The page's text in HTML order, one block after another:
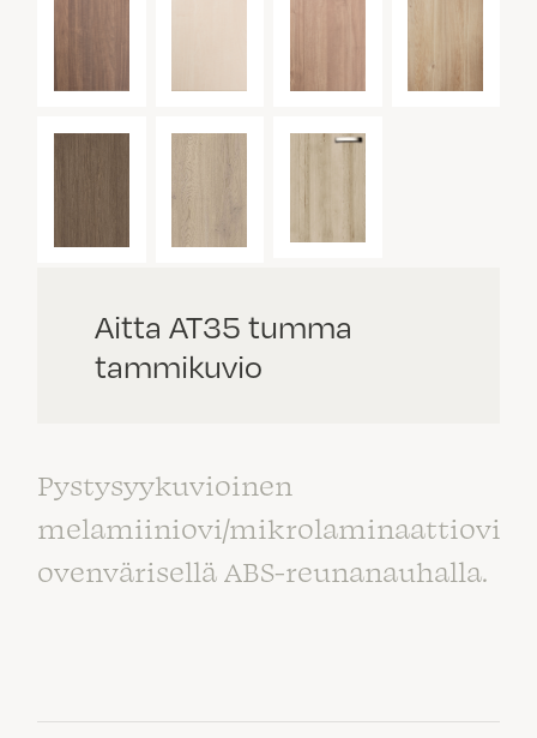
Aitta AT35 tumma
tammikuvio
Pystysyykuvioinen
melamiiniovi/mikrolaminaattiovi
ovenvärisellä ABS-reunanauhalla.